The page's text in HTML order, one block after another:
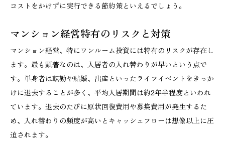
コストをかけずに実行できる節約策といえるでしょう。
マンション経営特有のリスクと対策
マンション経営、特にワンルーム投資には特有のリスクが存在し
ます。最も顕著なのは、入居者の入れ替わりが早いという点で
す。単身者は転勤や結婚、出産といったライフイベントをきっか
けに退去することが多く、平均入居期間は約2年半程度といわれ
ています。退去のたびに原状回復費用や募集費用が発生するた
め、入れ替わりの頻度が高いとキャッシュフローは想像以上に圧
迫されます。